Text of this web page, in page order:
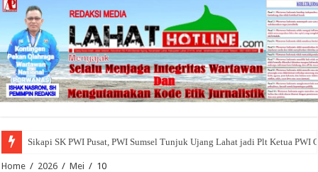
Sikapi SK PWI Pusat, PWI Sumsel Tunjuk Ujang Lahat jadi Plt Ketua PWI
Home / 2026 / Mei / 10